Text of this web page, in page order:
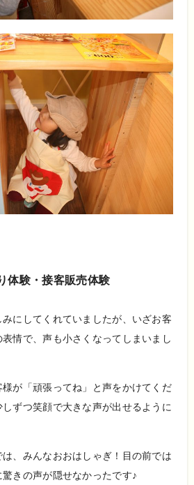
体験・接客販売体験
にしてくれていましたが、いざお客
情で、声も小さくなってしまいまし
様が「頑張ってね」と声をかけてくだ
ずつ笑顔で大きな声が出せるように
、みんなおおはしゃぎ！目の前では
きの声が隠せなかったです♪